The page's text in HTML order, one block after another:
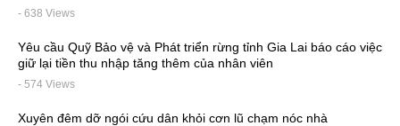
- 638 Views
Yêu cầu Quỹ Bảo vệ và Phát triển rừng tỉnh Gia Lai báo cáo việc
giữ lại tiền thu nhập tăng thêm của nhân viên
- 574 Views
Xuyên đêm dỡ ngói cứu dân khỏi cơn lũ chạm nóc nhà